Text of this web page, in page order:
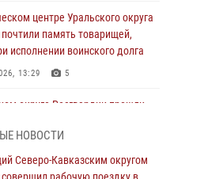
центре Уральского округа
память товарищей,
исполнении воинского долга
13:29 5
округе Росгвардии прошли
13:24
НОВОСТИ
Северо-Кавказским округом